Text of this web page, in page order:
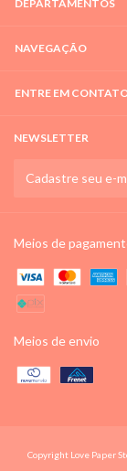
DEPARTAMENTOS
NAVEGAÇÃO
ENTRE EM
NEWSLETTER
Meios de
Meios de envio
Copyright Love Paper